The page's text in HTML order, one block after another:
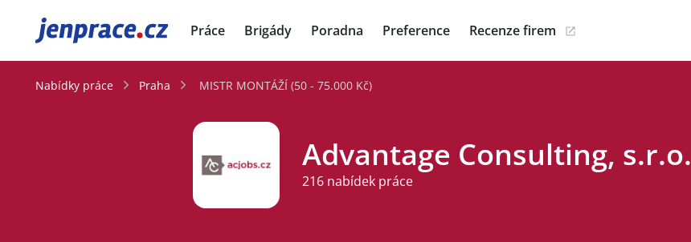
JenPráce.cz Práce Brigády Poradna Preference Recenze firem
Nabídky práce Praha MISTR MONTÁŽÍ (50 - 75.000 Kč)
Advantage Consulting, s.r.o.
216 nabídek práce